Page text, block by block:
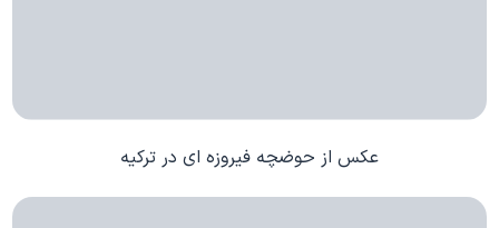
عکس از حوضچه فیروزه ای در ترکیه